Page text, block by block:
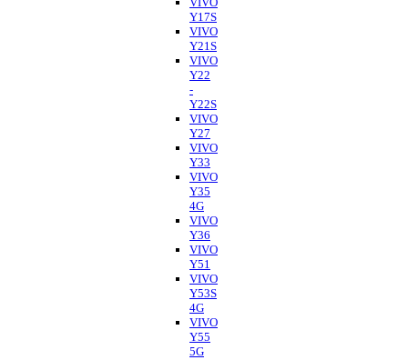
Y17S
VIVO
Y21S
VIVO
Y22
-
Y22S
VIVO
Y27
VIVO
Y33
VIVO
Y35
4G
VIVO
Y36
VIVO
Y51
VIVO
Y53S
4G
VIVO
Y55
5G